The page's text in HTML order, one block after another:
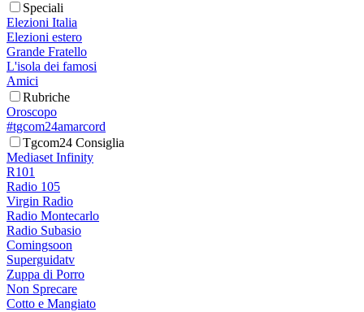
Speciali
Elezioni Italia
Elezioni estero
Grande Fratello
L'isola dei famosi
Amici
Rubriche
Oroscopo
#tgcom24amarcord
Tgcom24 Consiglia
Mediaset Infinity
R101
Radio 105
Virgin Radio
Radio Montecarlo
Radio Subasio
Comingsoon
Superguidatv
Zuppa di Porro
Non Sprecare
Cotto e Mangiato